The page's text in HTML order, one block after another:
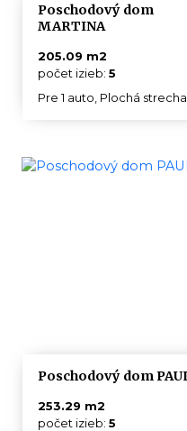
Poschodový dom
MARTINA
205.09 m2
počet izieb: 5
Pre 1 auto, Plochá
Poschodový dom
253.29 m2
počet izieb: 5